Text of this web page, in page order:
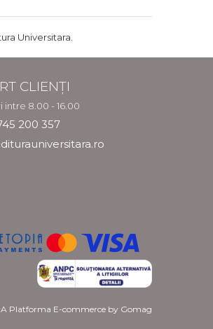
Universitara.
CLIENȚI
intre 8.00 - 16.00
200 357
Platforma E-commerce by Gomag